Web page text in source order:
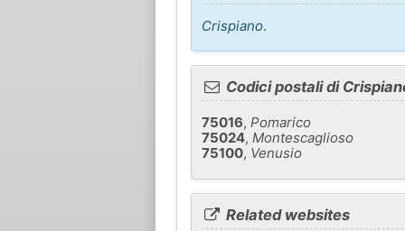
Crispiano.
Codici postali di
75016, Pomarico
75024, Montescaglioso
75100, Venusio
Related websites